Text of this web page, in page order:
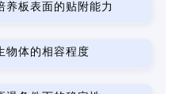
板表面的贴附能力
体的相容程度